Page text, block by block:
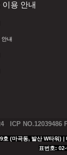
이용 안내
안내
ICP NO.12039486
(마곡동, 발산 W타
표번호: